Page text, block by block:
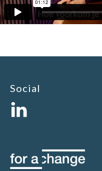
Social